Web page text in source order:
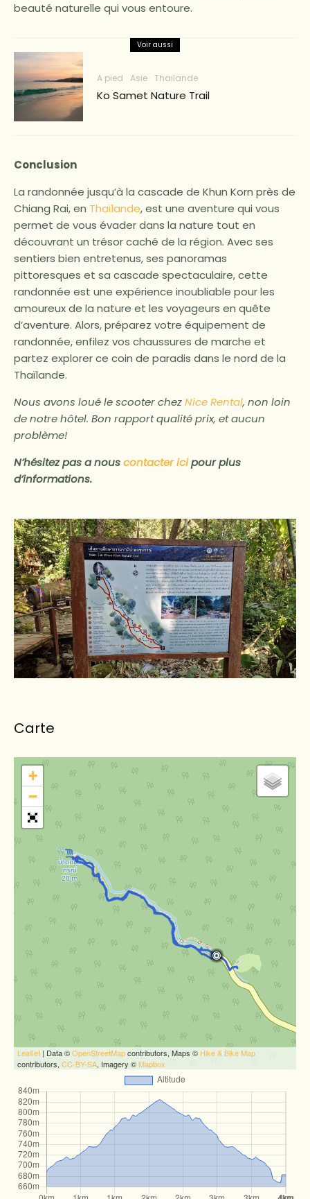
beauté naturelle qui vous entoure.
Voir aussi
A pied Asie Thailande
Ko Samet Nature Trail
Conclusion
La randonnée jusqu’à la cascade de Khun Korn près de
Chiang Rai, en Thaïlande, est une aventure qui vous
permet de vous évader dans la nature tout en
découvrant un trésor caché de la région. Avec ses
sentiers bien entretenus, ses panoramas
pittoresques et sa cascade spectaculaire, cette
randonnée est une expérience inoubliable pour les
amoureux de la nature et les voyageurs en quête
d’aventure. Alors, préparez votre équipement de
randonnée, enfilez vos chaussures de marche et
partez explorer ce coin de paradis dans le nord de la
Thaïlande.
Nous avons loué le scooter chezNice Rental, non loin
de notre hôtel. Bon rapport qualité prix, et aucun
problème!
N’hésitez pas a nouscontacter icipour plus
d’informations.
Carte
+
−
Leaflet | Data ©OpenStreetMapcontributors, Maps © Hike & Bike Map
contributors, CC-BY-SA, Imagery ©Mapbox